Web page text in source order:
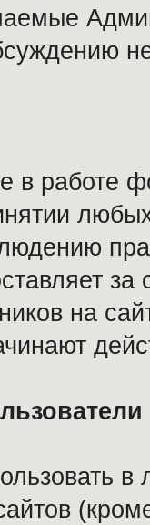
в работе
на